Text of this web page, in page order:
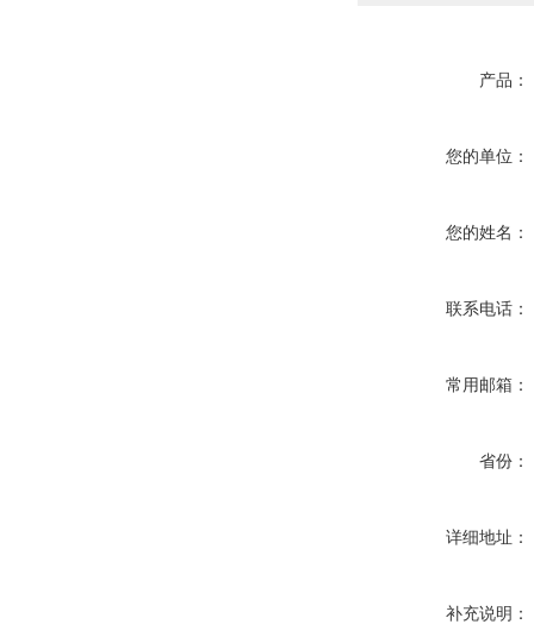
产品：
您的单位：
您的姓名：
联系电话：
常用邮箱：
省份：
详细地址：
补充说明：